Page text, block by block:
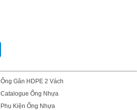
Ống Gân HDPE 2 Vách
Catalogue Ống Nhựa
Phụ Kiện Ống Nhựa